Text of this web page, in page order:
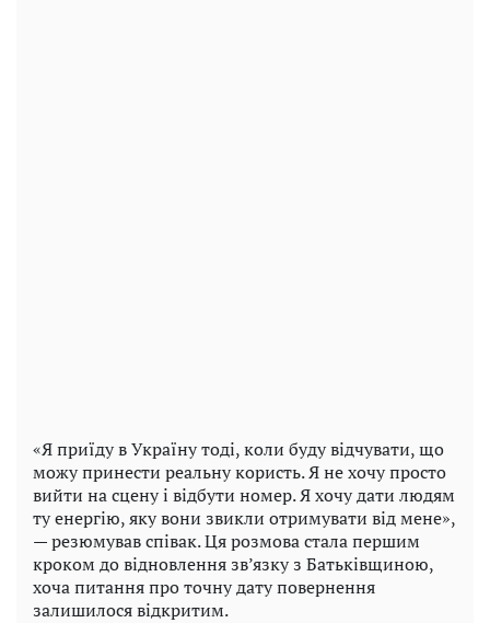
«Я приїду в Україну тоді, коли буду відчувати, що
можу принести реальну користь. Я не хочу просто
вийти на сцену і відбути номер. Я хочу дати людям
ту енергію, яку вони звикли отримувати від мене»,
— резюмував співак. Ця розмова стала першим
кроком до відновлення зв’язку з Батьківщиною,
хоча питання про точну дату повернення
залишилося відкритим.